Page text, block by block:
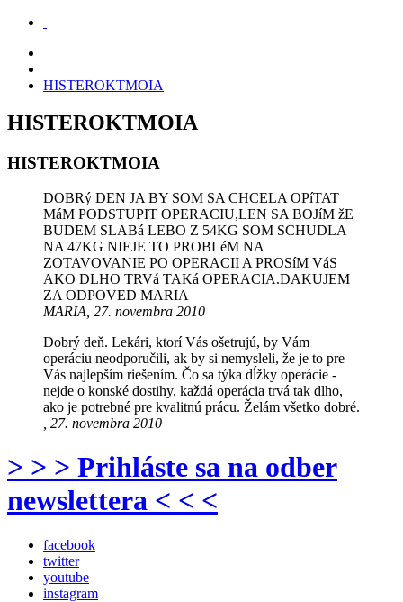
HISTEROKTMOIA
HISTEROKTMOIA
HISTEROKTMOIA
DOBRý DEN JA BY SOM SA CHCELA OPíTAT
MáM PODSTUPIT OPERACIU,LEN SA BOJíM žE
BUDEM SLABá LEBO Z 54KG SOM SCHUDLA
NA 47KG NIEJE TO PROBLéM NA
ZOTAVOVANIE PO OPERACII A PROSíM VáS
AKO DLHO TRVá TAKá OPERACIA.DAKUJEM
ZA ODPOVED MARIA
MARIA, 27. novembra 2010
Dobrý deň. Lekári, ktorí Vás ošetrujú, by Vám
operáciu neodporučili, ak by si nemysleli, že je to pre
Vás najlepším riešením. Čo sa týka dĺžky operácie -
nejde o konské dostihy, každá operácia trvá tak dlho,
ako je potrebné pre kvalitnú prácu. Želám všetko dobré.
, 27. novembra 2010
> > > Prihláste sa na odber
newslettera < < <
facebook
twitter
youtube
instagram